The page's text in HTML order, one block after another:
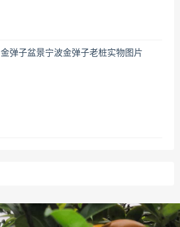
金弹子盆景宁波金弹子老桩实物图片